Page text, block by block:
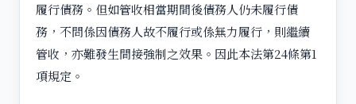
履行債務。但如管收相當期間後債務人仍未履行債
務，不問係因債務人故不履行或係無力履行，則繼續
管收，亦難發生間接強制之效果。因此本法第24條第1
項規定。